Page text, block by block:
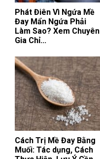
Phát Điên Vì Ngứa Mề
Đay Mẩn Ngứa Phải
Làm Sao? Xem Chuyên
Gia Chỉ...
Cách Trị Mề Đay Bằng
Muối: Tác dụng, Cách